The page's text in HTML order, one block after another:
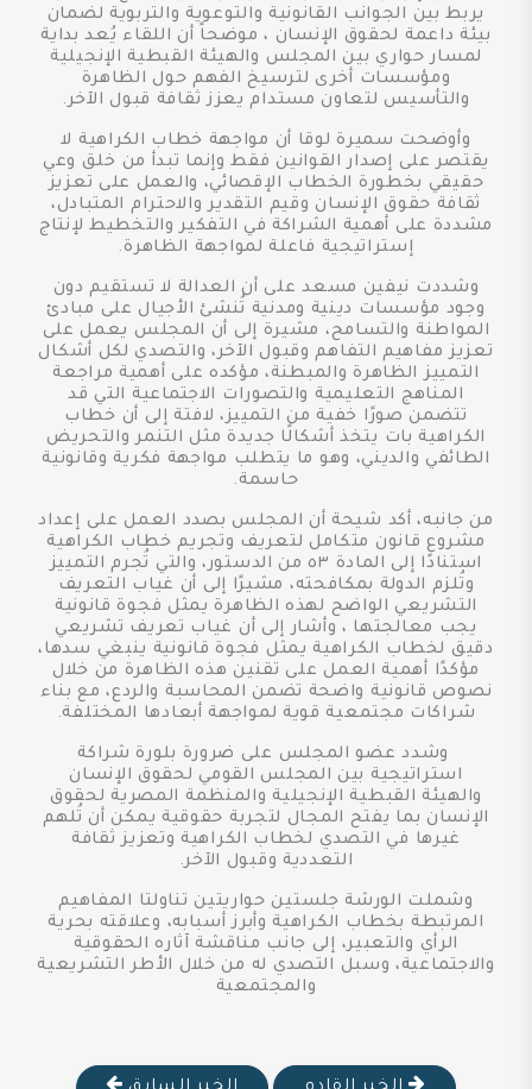
يربط بين الجوانب القانونية والتوعوية والتربوية لضمان
بيئة داعمة لحقوق الإنسان ، موضحاً أن اللقاء يُعد بداية
لمسار حواري بين المجلس والهيئة القبطية الإنجيلية
ومؤسسات أخرى لترسيخ الفهم حول الظاهرة
والتأسيس لتعاون مستدام يعزز ثقافة قبول الآخر.
وأوضحت سميرة لوقا أن مواجهة خطاب الكراهية لا
يقتصر على إصدار القوانين فقط وإنما تبدأ من خلق وعي
حقيقي بخطورة الخطاب الإقصائي، والعمل على تعزيز
ثقافة حقوق الإنسان وقيم التقدير والاحترام المتبادل،
مشددة على أهمية الشراكة في التفكير والتخطيط لإنتاج
إستراتيجية فاعلة لمواجهة الظاهرة.
وشددت نيفين مسعد على أن العدالة لا تستقيم دون
وجود مؤسسات دينية ومدنية تُنشئ الأجيال على مبادئ
المواطنة والتسامح، مشيرة إلى أن المجلس يعمل على
تعزيز مفاهيم التفاهم وقبول الآخر، والتصدي لكل أشكال
التمييز الظاهرة والمبطنة، مؤكده على أهمية مراجعة
المناهج التعليمية والتصورات الاجتماعية التي قد
تتضمن صورًا خفية من التمييز، لافتة إلى أن خطاب
الكراهية بات يتخذ أشكالًا جديدة مثل التنمر والتحريض
الطائفي والديني، وهو ما يتطلب مواجهة فكرية وقانونية
حاسمة.
من جانبه، أكد شيحة أن المجلس بصدد العمل على إعداد
مشروع قانون متكامل لتعريف وتجريم خطاب الكراهية
استنادًا إلى المادة ٥٣ من الدستور، والتي تُجرم التمييز
وتُلزم الدولة بمكافحته، مشيرًا إلى أن غياب التعريف
التشريعي الواضح لهذه الظاهرة يمثل فجوة قانونية
يجب معالجتها ، وأشار إلى أن غياب تعريف تشريعي
دقيق لخطاب الكراهية يمثل فجوة قانونية ينبغي سدها،
مؤكدًا أهمية العمل على تقنين هذه الظاهرة من خلال
نصوص قانونية واضحة تضمن المحاسبة والردع، مع بناء
شراكات مجتمعية قوية لمواجهة أبعادها المختلفة.
وشدد عضو المجلس على ضرورة بلورة شراكة
استراتيجية بين المجلس القومي لحقوق الإنسان
والهيئة القبطية الإنجيلية والمنظمة المصرية لحقوق
الإنسان بما يفتح المجال لتجربة حقوقية يمكن أن تُلهم
غيرها في التصدي لخطاب الكراهية وتعزيز ثقافة
التعددية وقبول الآخر.
وشملت الورشة جلستين حواريتين تناولتا المفاهيم
المرتبطة بخطاب الكراهية وأبرز أسبابه، وعلاقته بحرية
الرأي والتعبير، إلى جانب مناقشة آثاره الحقوقية
والاجتماعية، وسبل التصدي له من خلال الأطر التشريعية
والمجتمعية